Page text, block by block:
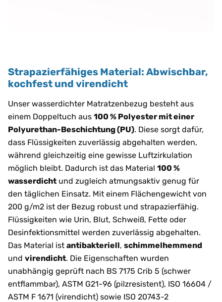
Strapazierfähiges Material: Abwischbar,
kochfest und virendicht
Unser wasserdichter Matratzenbezug besteht aus
einem Doppeltuch aus 100 % Polyester mit einer
Polyurethan-Beschichtung (PU). Diese sorgt dafür,
dass Flüssigkeiten zuverlässig abgehalten werden,
während gleichzeitig eine gewisse Luftzirkulation
möglich bleibt. Dadurch ist das Material 100 %
wasserdicht und zugleich atmungsaktiv genug für
den täglichen Einsatz. Mit einem Flächengewicht von
200 g/m2 ist der Bezug robust und strapazierfähig.
Flüssigkeiten wie Urin, Blut, Schweiß, Fette oder
Desinfektionsmittel werden zuverlässig abgehalten.
Das Material ist antibakteriell, schimmelhemmend
und virendicht. Die Eigenschaften wurden
unabhängig geprüft nach BS 7175 Crib 5 (schwer
entflammbar), ASTM G21-96 (pilzresistent), ISO 16604 /
ASTM F 1671 (virendicht) sowie ISO 20743-2